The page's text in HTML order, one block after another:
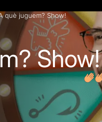
què juguem? Show!
Show!